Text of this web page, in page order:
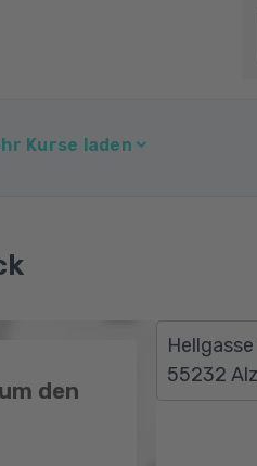
Kurse laden
den
Hellgasse
55232